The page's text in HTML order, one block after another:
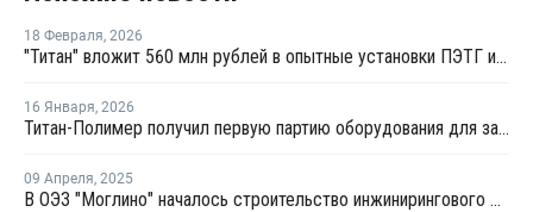
18 Февраля, 2026
"Титан" вложит 560 млн рублей в опытные установки ПЭТГ и компаундов ПБТ
16 Января, 2026
Титан-Полимер получил первую партию оборудования для завода ПЭТ и ПБТ
09 Апреля, 2025
В ОЭЗ "Моглино" началось строительство инжинирингового центра ГК "Титан"